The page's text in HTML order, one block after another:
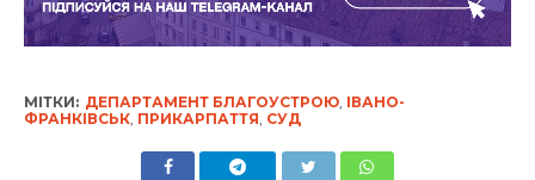
МІТКИ: ДЕПАРТАМЕНТ БЛАГОУСТРОЮ, ІВАНО-
ФРАНКІВСЬК, ПРИКАРПАТТЯ СУД